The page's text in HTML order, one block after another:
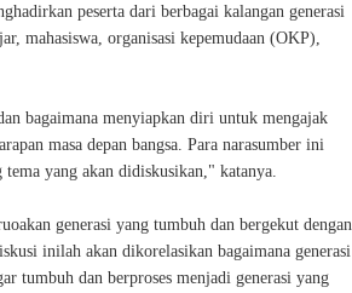
peserta dari berbagai kalangan generasi
mahasiswa, organisasi kepemudaan (OKP),
bagaimana menyiapkan diri untuk mengajak
masa depan bangsa. Para narasumber ini
yang akan didiskusikan," katanya.
generasi yang tumbuh dan bergekut dengan
inilah akan dikorelasikan bagaimana generasi
tumbuh dan berproses menjadi generasi yang